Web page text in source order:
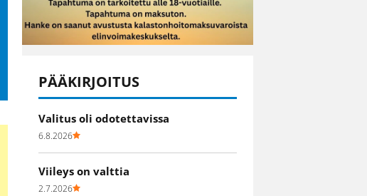
PÄÄKIRJOITUS
Valitus oli odotettavissa
6.8.2026
Viileys on valttia
2.7.2026